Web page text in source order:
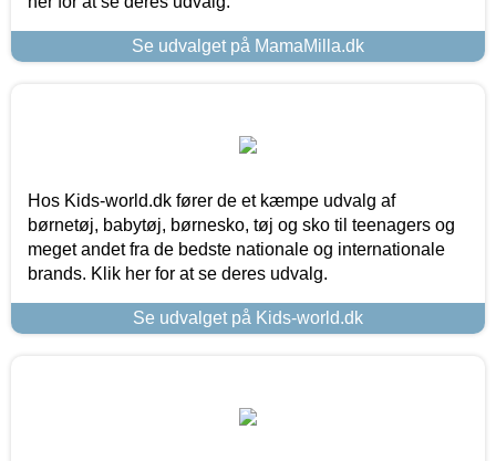
Se udvalget på MamaMilla.dk
Hos Kids-world.dk fører de et kæmpe udvalg af
børnetøj, babytøj, børnesko, tøj og sko til teenagers og
meget andet fra de bedste nationale og internationale
brands. Klik her for at se deres udvalg.
Se udvalget på Kids-world.dk